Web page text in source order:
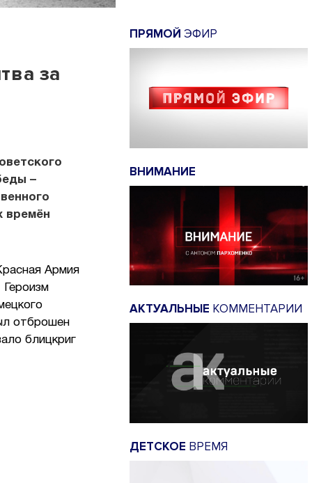
за
–
времён
Армия
Героизм
отброшен
блицкриг
ПРЯМОЙ ЭФИР
ВНИМАНИЕ
АКТУАЛЬНЫЕ КОММЕНТАРИИ
ДЕТСКОЕ ВРЕМЯ